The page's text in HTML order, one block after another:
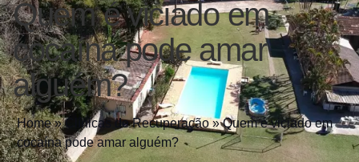
Quem é viciado em
cocaína pode amar
alguém?
Home»Clínicas de Recuperação»Quem é viciado em
cocaína pode amar alguém?